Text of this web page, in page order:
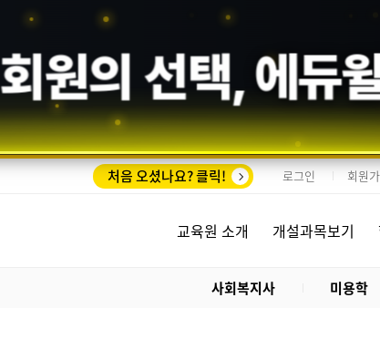
회원의 선택,에듀
처음 오셨나요? 클릭! 로그인 회원
교육원 소개 개설과목보기
사회복지사 미용학